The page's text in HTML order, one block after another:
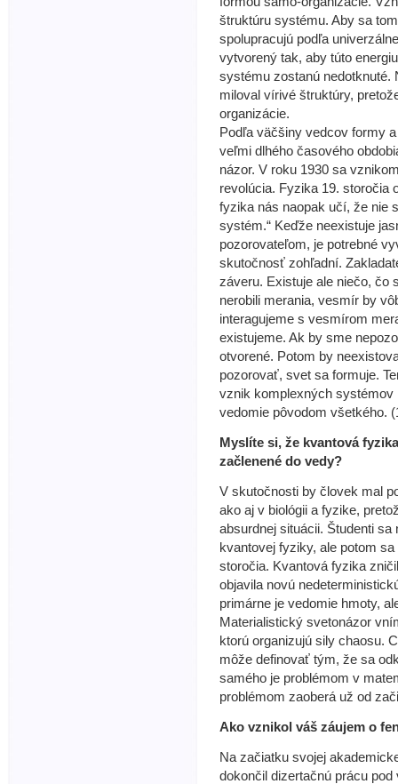
štruktúru systému. Aby sa
spolupracujú podľa
vytvorený tak, aby túto
systému zostanú nedotknuté.
miloval vírivé štruktúry,
organizácie.
Podľa väčšiny vedcov formy
veľmi dlhého časového
názor. V roku 1930 sa
revolúcia. Fyzika 19. storočia
fyzika nás naopak učí, že nie
systém.“ Keďže neexistuje
pozorovateľom, je potrebné
skutočnosť zohľadní.
záveru. Existuje ale niečo, čo
nerobili merania, vesmír by
interagujeme s vesmírom
existujeme. Ak by sme
otvorené. Potom by
pozorovať, svet sa formuje.
vznik komplexných systémov
vedomie pôvodom všetkého.
Myslíte si, že kvantová
začlenené do vedy?
V skutočnosti by človek mal
ako aj v biológii a fyzike,
absurdnej situácii. Študenti sa
kvantovej fyziky, ale potom
storočia. Kvantová fyzika
objavila novú
primárne je vedomie hmoty,
Materialistický svetonázor
ktorú organizujú sily chaosu.
môže definovať tým, že sa
samého je problémom v
problémom zaoberá už od
Ako vznikol váš záujem o
Na začiatku svojej
dokončil dizertačnú prácu